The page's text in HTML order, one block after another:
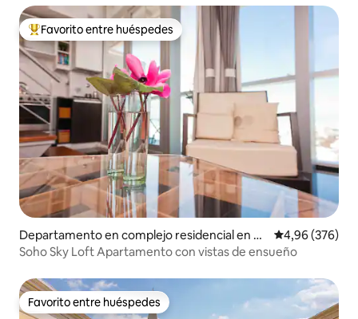
Favorito entre los huéspedes más destacados
Favorito entre huéspedes
Departamento en complejo residencial en Bu
enos Aires
Calificación
4,96 (376)
Soho Sky Loft Apartamento con vistas de ensueño
Favorito entre huéspedes
Favorito entre huéspedes